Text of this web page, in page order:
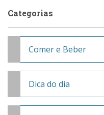
Categorias
Comer e Beber
Dica do dia